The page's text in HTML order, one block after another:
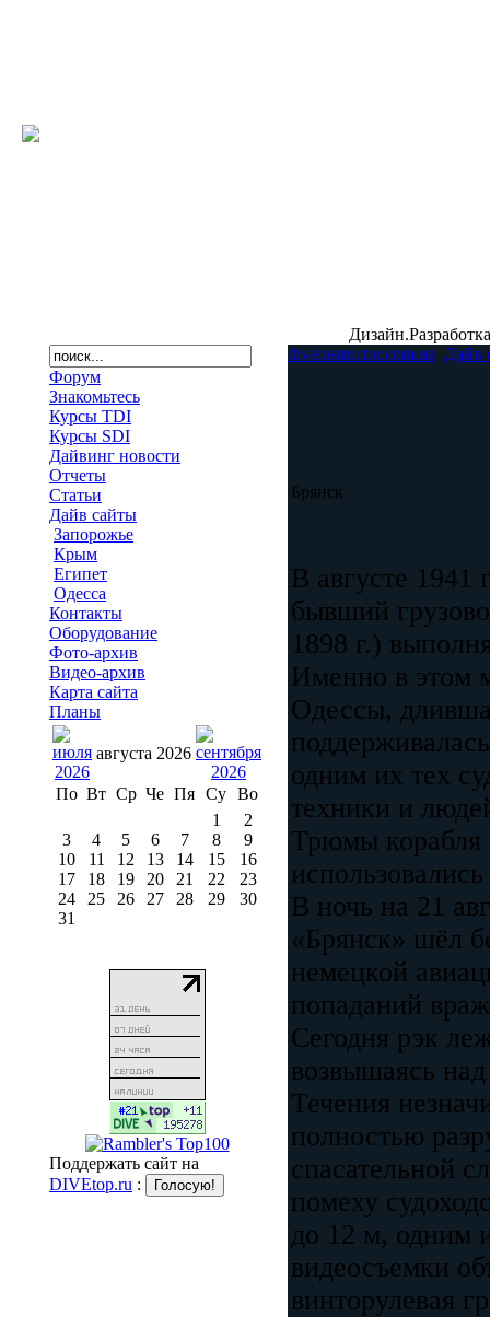
Форум
Знакомьтесь
Курсы TDI
Курсы SDI
Дайвинг новости
Отчеты
Статьи
Дайв сайты
Запорожье
Крым
Египет
Одесса
Контакты
Оборудование
Фото-архив
Видео-архив
Карта сайта
Планы
августа 2026
По Вт Ср Че Пя Су Во
1
2
3
4 5 6 7 8
9
10
11 12 13 14 15
16
17
18 19 20 21 22
23
24
25 26 27 28 29
30
31
Поддержать сайт на
DIVEtop.ru :
diveinstructor.com.ua Дайв
Брянск
В августе 1941
бывший
1898 г.)
Именно в этом
Одессы,
одним их тех
техники и
Трюмы корабля
В ночь на 21
«Брянск» шёл
немецкой
попаданий
Сегодня рэк
возвышаясь
Течения
полностью
спасательной
помеху
до 12 м, одним
видеосъемки
винторулевая